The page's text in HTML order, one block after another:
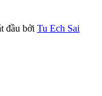
đầu bởi Tu Ech Sai